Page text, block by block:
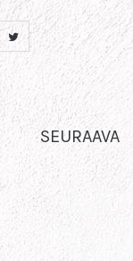
SEURAAVA